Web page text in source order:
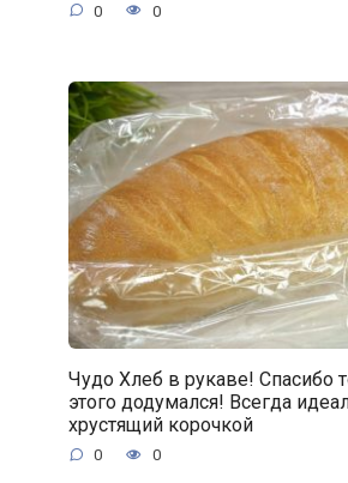
0 0
Чудо Хлеб в рукаве! Спасибо
этого додумался! Всегда
хрустящий корочкой
0 0